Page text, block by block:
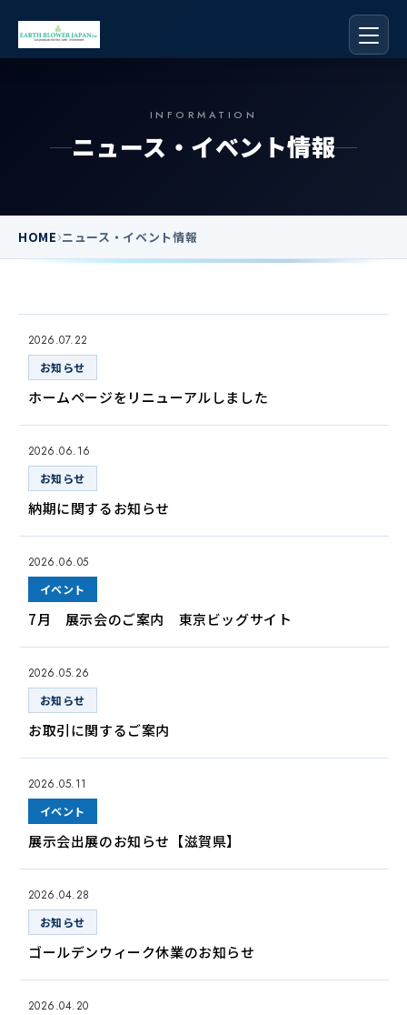
INFORMATION
ニュース・イベント情報
HOME›ニュース・イベント情報
2026.07.22
お知らせ
ホームページをリニューアルしました
2026.06.16
お知らせ
納期に関するお知らせ
2026.06.05
イベント
7月 展示会のご案内 東京ビッグサイト
2026.05.26
お知らせ
お取引に関するご案内
2026.05.11
イベント
展示会出展のお知らせ【滋賀県】
2026.04.28
お知らせ
ゴールデンウィーク休業のお知らせ
2026.04.20